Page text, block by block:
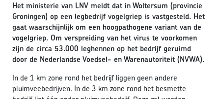
Het ministerie van LNV meldt dat in Woltersum (provincie
Groningen) op een legbedrijf vogelgriep is vastgesteld. Het
gaat waarschijnlijk om een hoogpathogene variant van de
vogelgriep. Om verspreiding van het virus te voorkomen
zijn de circa 53.000 leghennen op het bedrijf geruimd
door de Nederlandse Voedsel- en Warenautoriteit (NVWA).
In de 1 km zone rond het bedrijf liggen geen andere
pluimveebedrijven. In de 3 km zone rond het besmette